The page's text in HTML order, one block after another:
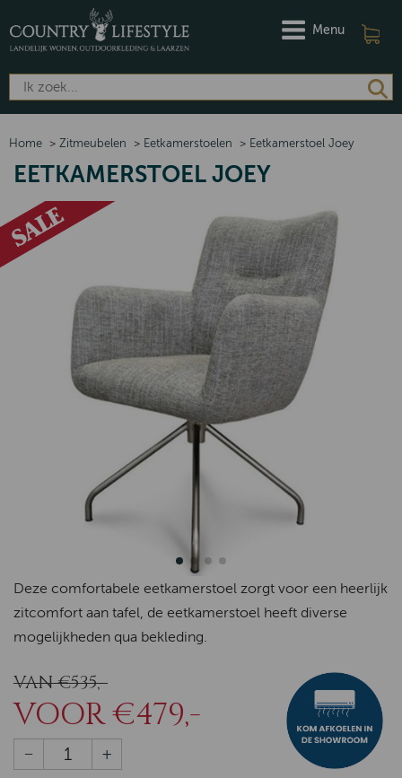
Menu
Home > Zitmeubelen > Eetkamerstoelen > Eetkamerstoel Joey
EETKAMERSTOEL JOEY
Deze comfortabele eetkamerstoel zorgt voor een heerlijk
zitcomfort aan tafel, de eetkamerstoel heeft diverse
mogelijkheden qua bekleding.
VAN €535,-
VOOR €479,-